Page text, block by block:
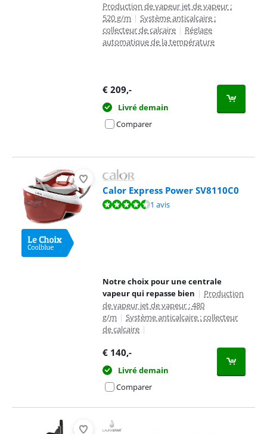
Production de vapeur jet de vapeur :
520 g/m | Système anticalcaire :
collecteur de calcaire | Réglage
automatique de la température
€ 209,-
Livré demain
Comparer
Calor Express Power SV8110C0
La note est de 9,2 sur 10, basée sur 1 avis.1 avis
Notre choix pour une centrale
vapeur qui repasse bien | Production
de vapeur jet de vapeur : 480
g/m | Système anticalcaire : collecteur
de calcaire |
€ 140,-
Livré demain
Comparer